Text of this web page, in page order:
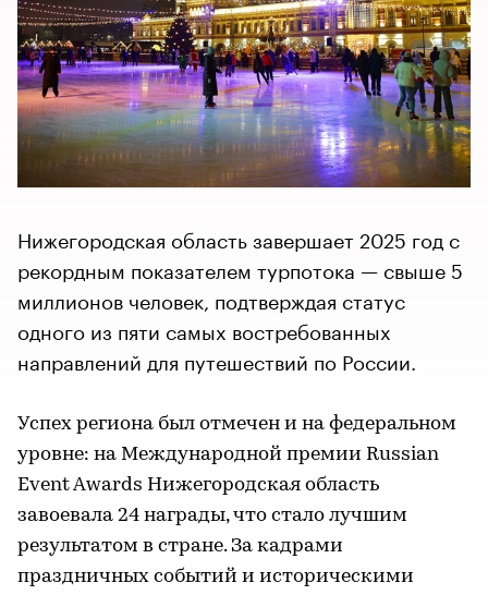
Нижегородская область завершает 2025 год с
рекордным показателем турпотока — свыше 5
миллионов человек, подтверждая статус
одного из пяти самых востребованных
направлений для путешествий по России.
Успех региона был отмечен и на федеральном
уровне: на Международной премии Russian
Event Awards Нижегородская область
завоевала 24 награды, что стало лучшим
результатом в стране. За кадрами
праздничных событий и историческими